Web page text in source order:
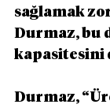
sağlamak
Durmaz, bu
kapasitesini
Durmaz,